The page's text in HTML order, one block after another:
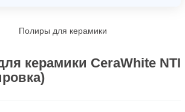
Полиры для керамики
керамики CeraWhite NTI